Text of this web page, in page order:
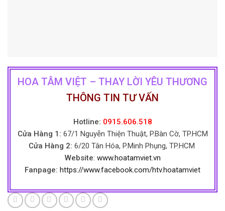
HOA TÂM VIỆT – THAY LỜI YÊU THƯƠNG
THÔNG TIN TƯ VẤN
Hotline: 0915.606.518
Cửa Hàng 1: 67/1 Nguyễn Thiện Thuật, P.Bàn Cờ, TP.HCM
Cửa Hàng 2: 6/20 Tân Hóa, P.Minh Phụng, TP.HCM
Website: www.hoatamviet.vn
Fanpage: https://www.facebook.com/htv.hoatamviet